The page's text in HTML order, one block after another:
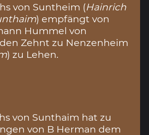
von Suntheim (Hainrich
) empfängt von
Hummel von
Zehnt zu Nenzenheim
) zu Lehen.
von Sunthaim hat zu
von B Herman dem